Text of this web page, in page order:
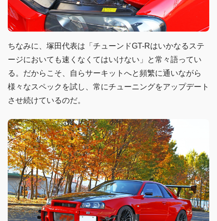
ちなみに、塚田代表は「チューンドGT-Rはいかなるステ
ージにおいても速くなくてはいけない」と常々語ってい
る。だからこそ、自らサーキットへと頻繁に通いながら
様々なスペックを試し、常にチューニングをアップデート
させ続けているのだ。